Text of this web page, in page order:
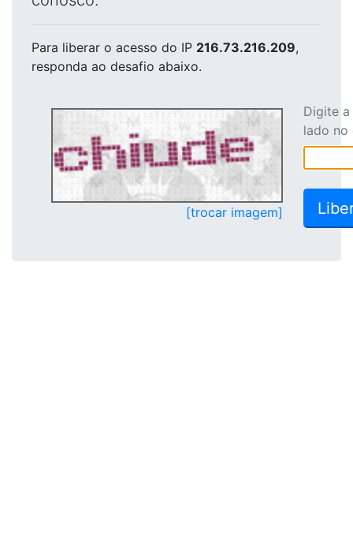
Para liberar o acesso do IP 216.73.216.209,
responda ao desafio abaixo.
[trocar imagem]
Digite
lado no